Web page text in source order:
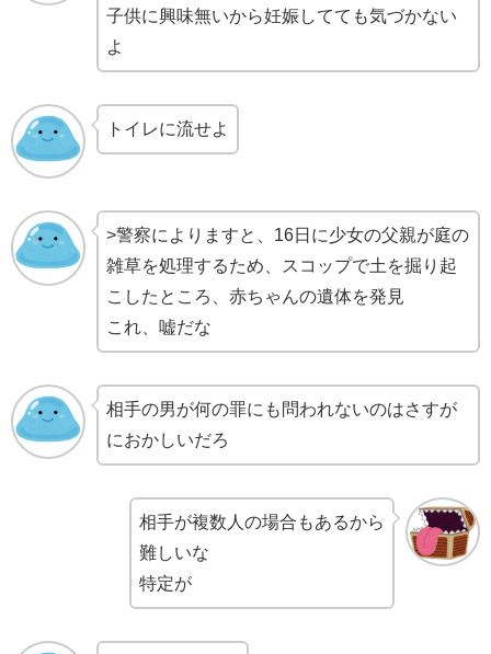
子供に興味無いから妊娠してても気づかない
よ
トイレに流せよ
>警察によりますと、16日に少女の父親が庭の
雑草を処理するため、スコップで土を掘り起
こしたところ、赤ちゃんの遺体を発見
これ、嘘だな
相手の男が何の罪にも問われないのはさすが
におかしいだろ
相手が複数人の場合もあるから
難しいな
特定が